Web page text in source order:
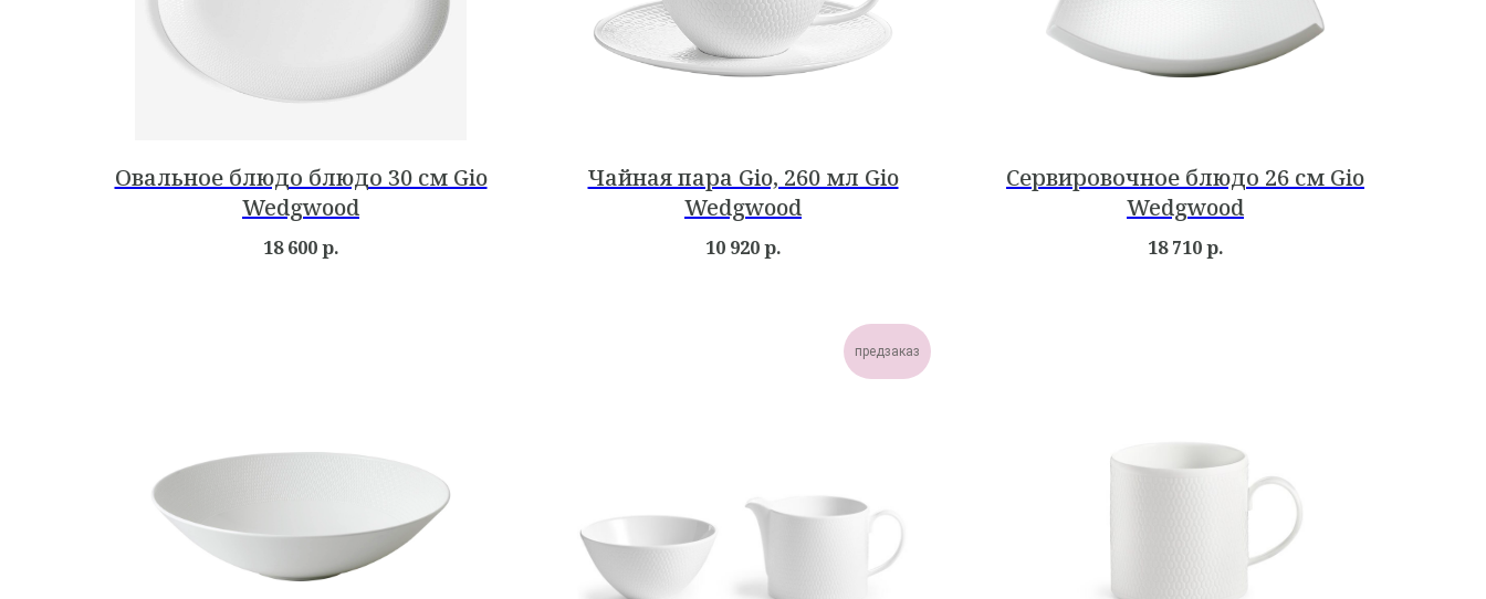
Овальное блюдо блюдо 30 см Gio
Wedgwood
18 600 р.
Чайная пара Gio, 260 мл Gio
Wedgwood
10 920 р.
Сервировочное блюдо 26 см Gio
Wedgwood
18 710 р.
предзаказ